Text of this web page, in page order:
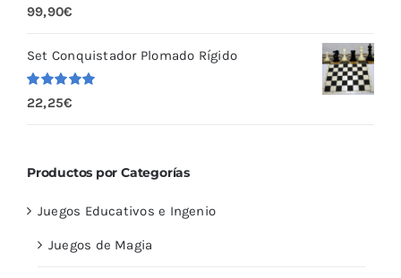
Valorado
con
99,90€
Set Conquistador Plomado Rígido
Valorado
con
22,25€
Productos por Categorías
Juegos Educativos e Ingenio
Juegos de Magia